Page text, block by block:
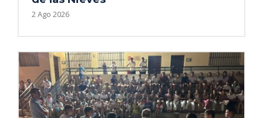
2 Ago 2026